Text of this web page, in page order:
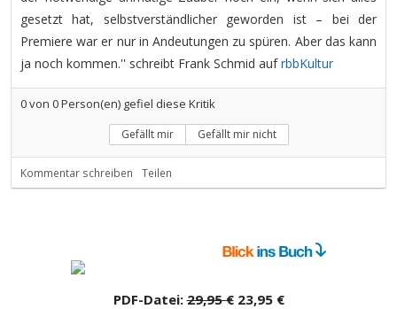
gesetzt hat, selbstverständlicher geworden ist – bei der
Premiere war er nur in Andeutungen zu spüren. Aber das kann
ja noch kommen.'' schreibt Frank Schmid aufrbbKultur
0von 0Person(en) gefiel diese Kritik
Gefällt mir Gefällt mir nicht
Kommentar schreiben Teilen
PDF-Datei:29,95 €23,95 €